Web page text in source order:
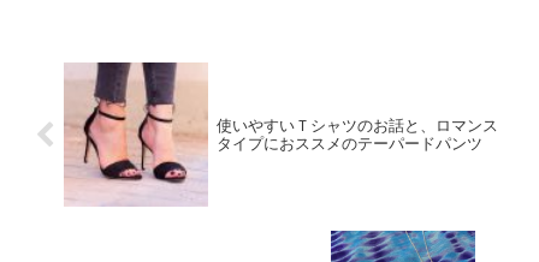
使いやすいＴシャツのお話と、ロマンス
タイプにおススメのテーパードパンツ